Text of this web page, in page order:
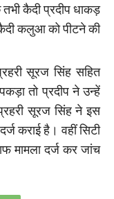
कैदी प्रदीप धाकड़
कलुआ को पीटने की
सूरज सिंह सहित
तो प्रदीप ने उन्हें
सूरज सिंह ने इस
कराई है। वहीं सिटी
मामला दर्ज कर जांच